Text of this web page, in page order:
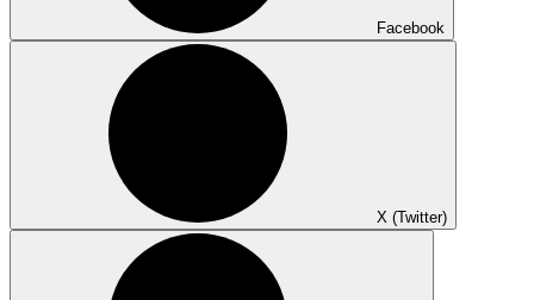
Facebook
X (Twitter)